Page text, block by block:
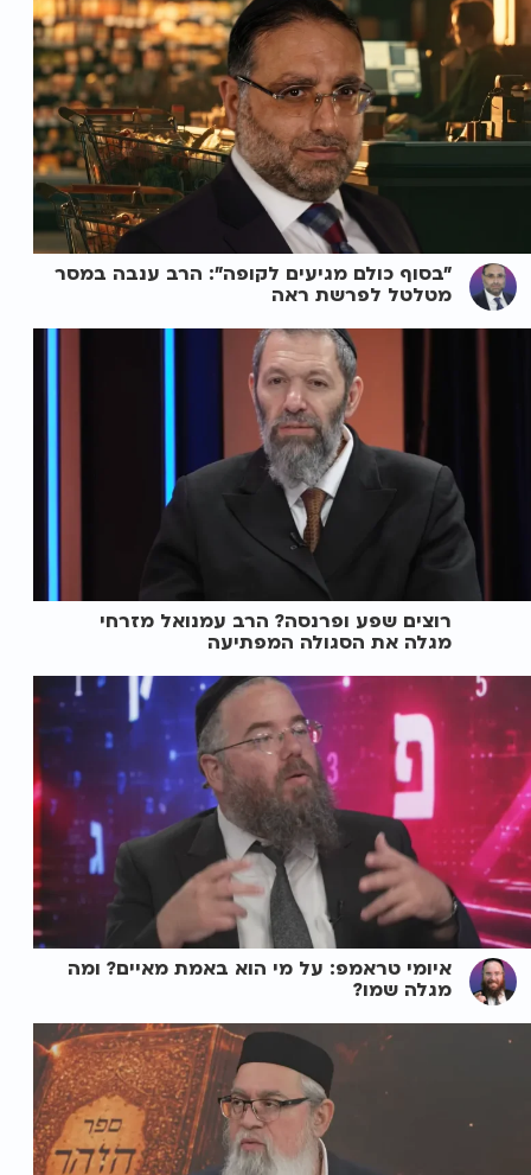
"בסוף כולם מגיעים לקופה": הרב ענבה במסר
מטלטל לפרשת ראה
רוצים שפע ופרנסה? הרב עמנואל מזרחי
מגלה את הסגולה המפתיעה
איומי טראמפ: על מי הוא באמת מאיים? ומה
מגלה שמו?